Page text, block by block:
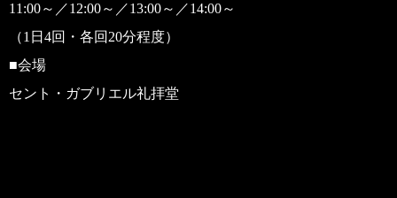
11:00～／12:00～／13:00～／14:00～
（1日4回・各回20分程度）
■会場
セント・ガブリエル礼拝堂